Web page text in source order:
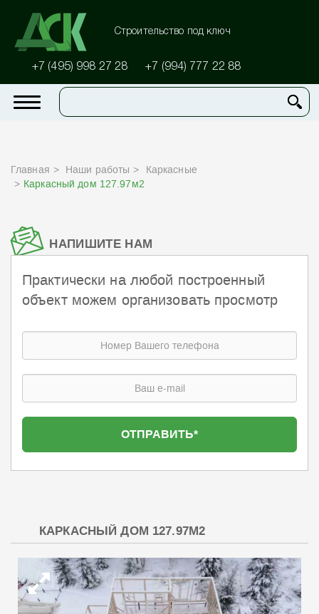
Строительство под ключ
+7 (495) 998 27 28 +7 (994) 777 22 88
Главная Наши работы
Каркасные
Каркасный дом 127.97м2
НАПИШИТЕ НАМ
Практически на любой построенный
объект можем организовать просмотр
КАРКАСНЫЙ ДОМ 127.97М2